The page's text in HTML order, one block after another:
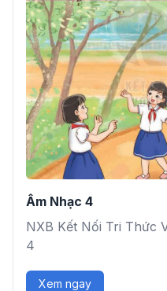
Âm Nhạc 4
NXB Kết Nối Tri Thức
4
Xem ngay